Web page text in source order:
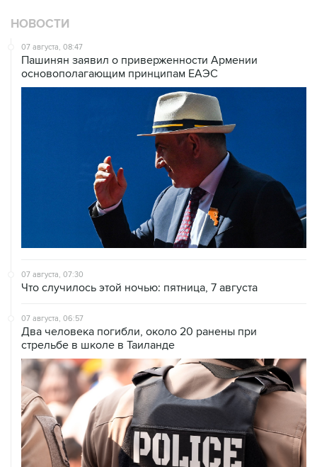
НОВОСТИ
07 августа, 08:47
Пашинян заявил о приверженности Армении
основополагающим принципам ЕАЭС
07 августа, 07:30
Что случилось этой ночью: пятница, 7 августа
07 августа, 06:57
Два человека погибли, около 20 ранены при
стрельбе в школе в Таиланде